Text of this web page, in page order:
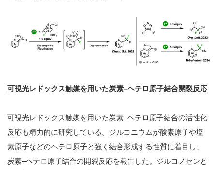
可視光レドックス触媒を用いた炭素–ヘテロ原子結合開裂反応
可視光レドックス触媒を用いた炭素–ヘテロ原子結合の活性化
反応も精力的に研究している。ジルコニウムが酸素原子や塩
素原子などのヘテロ原子と強く結合形成する性質に着目し、
炭素–ヘテロ原子結合の開裂反応を報告した。ジルコノセンと